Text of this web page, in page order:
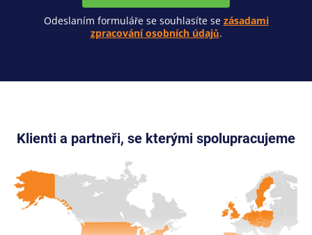
Odeslaním formuláře se souhlasíte se zásadami
zpracování osobních údajů.
Klienti a partneři, se kterými spolupracujeme